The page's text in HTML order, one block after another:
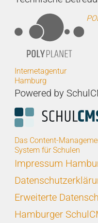
Internetagentur
Hamburg
Powered by
Das Content-
System für Schulen
Impressum
Erweiterte
Hamburger